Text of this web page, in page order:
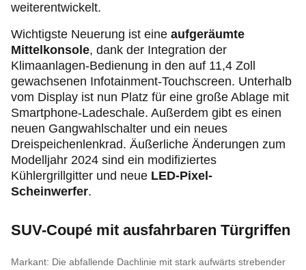
weiterentwickelt.
Wichtigste Neuerung ist eine aufgeräumte
Mittelkonsole, dank der Integration der
Klimaanlagen-Bedienung in den auf 11,4 Zoll
gewachsenen Infotainment-Touchscreen. Unterhalb
vom Display ist nun Platz für eine große Ablage mit
Smartphone-Ladeschale. Außerdem gibt es einen
neuen Gangwahlschalter und ein neues
Dreispeichenlenkrad. Äußerliche Änderungen zum
Modelljahr 2024 sind ein modifiziertes
Kühlergrillgitter und neue LED-Pixel-
Scheinwerfer.
SUV-Coupé mit ausfahrbaren Türgriffen
Markant: Die abfallende Dachlinie mit stark aufwärts strebender